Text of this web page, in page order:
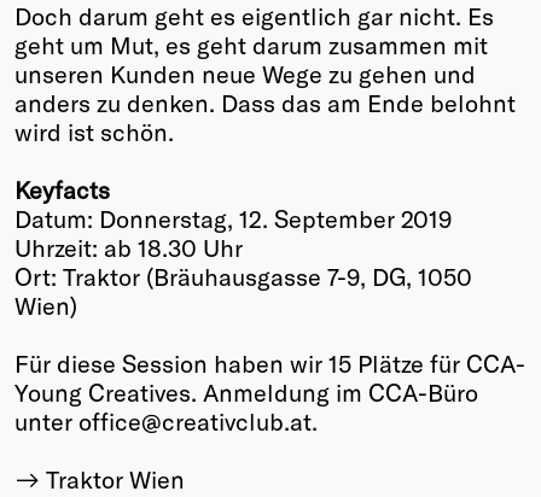
Doch darum geht es eigentlich gar nicht. Es
geht um Mut, es geht darum zusammen mit
unseren Kunden neue Wege zu gehen und
anders zu denken. Dass das am Ende belohnt
wird ist schön.
Keyfacts
Datum: Donnerstag, 12. September 2019
Uhrzeit: ab 18.30 Uhr
Ort: Traktor (Bräuhausgasse 7-9, DG, 1050
Wien)
Für diese Session haben wir 15 Plätze für CCA-
Young Creatives. Anmeldung im CCA-Büro
unter office@creativclub.at.
Traktor Wien